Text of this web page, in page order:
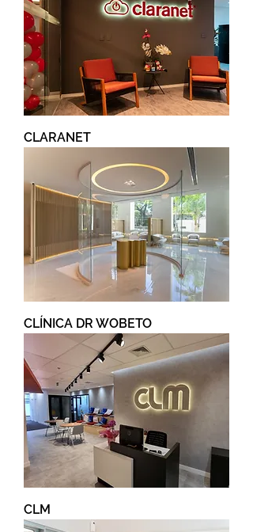
CLARANET
CLÍNICA DR WOBETO
CLM